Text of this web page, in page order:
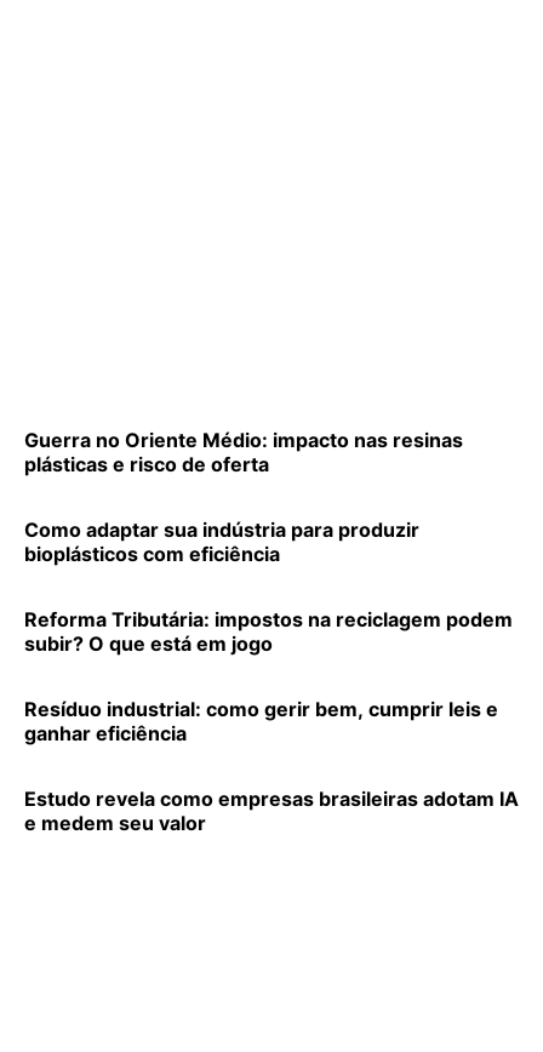
Guerra no Oriente Médio: impacto nas resinas
plásticas e risco de oferta
Como adaptar sua indústria para produzir
bioplásticos com eficiência
Reforma Tributária: impostos na reciclagem podem
subir? O que está em jogo
Resíduo industrial: como gerir bem, cumprir leis e
ganhar eficiência
Estudo revela como empresas brasileiras adotam IA
e medem seu valor